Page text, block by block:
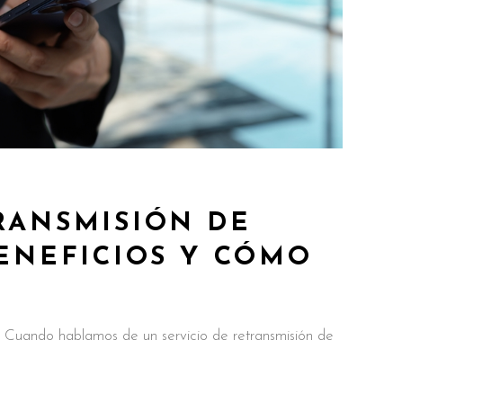
DE
Y CÓMO
hablamos de un servicio de retransmisión de